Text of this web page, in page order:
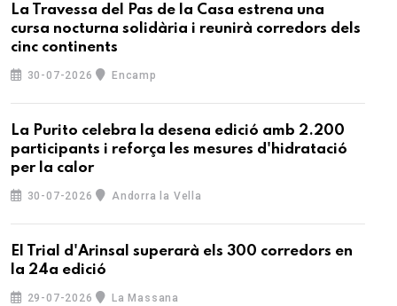
La Travessa del Pas de la Casa estrena una
cursa nocturna solidària i reunirà corredors dels
cinc continents
30-07-2026 Encamp
La Purito celebra la desena edició amb 2.200
participants i reforça les mesures d'hidratació
per la calor
30-07-2026 Andorra la Vella
El Trial d'Arinsal superarà els 300 corredors en
la 24a edició
29-07-2026 La Massana